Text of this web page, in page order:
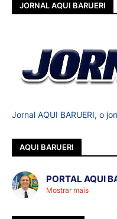
JORNAL AQUI BARUERI
Jornal AQUI BARUERI, o
AQUI BARUERI
PORTAL AQUI
Mostrar mais